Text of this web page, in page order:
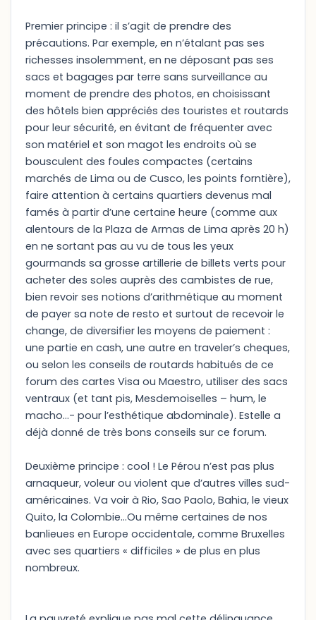
Premier principe : il s’agit de prendre des
précautions. Par exemple, en n’étalant pas ses
richesses insolemment, en ne déposant pas ses
sacs et bagages par terre sans surveillance au
moment de prendre des photos, en choisissant
des hôtels bien appréciés des touristes et routards
pour leur sécurité, en évitant de fréquenter avec
son matériel et son magot les endroits où se
bousculent des foules compactes (certains
marchés de Lima ou de Cusco, les points forntière),
faire attention à certains quartiers devenus mal
famés à partir d’une certaine heure (comme aux
alentours de la Plaza de Armas de Lima après 20 h)
en ne sortant pas au vu de tous les yeux
gourmands sa grosse artillerie de billets verts pour
acheter des soles auprès des cambistes de rue,
bien revoir ses notions d’arithmétique au moment
de payer sa note de resto et surtout de recevoir le
change, de diversifier les moyens de paiement :
une partie en cash, une autre en traveler’s cheques,
ou selon les conseils de routards habitués de ce
forum des cartes Visa ou Maestro, utiliser des sacs
ventraux (et tant pis, Mesdemoiselles – hum, le
macho…- pour l’esthétique abdominale). Estelle a
déjà donné de très bons conseils sur ce forum.
Deuxième principe : cool ! Le Pérou n’est pas plus
arnaqueur, voleur ou violent que d’autres villes sud-
américaines. Va voir à Rio, Sao Paolo, Bahia, le vieux
Quito, la Colombie…Ou même certaines de nos
banlieues en Europe occidentale, comme Bruxelles
avec ses quartiers « difficiles » de plus en plus
nombreux.